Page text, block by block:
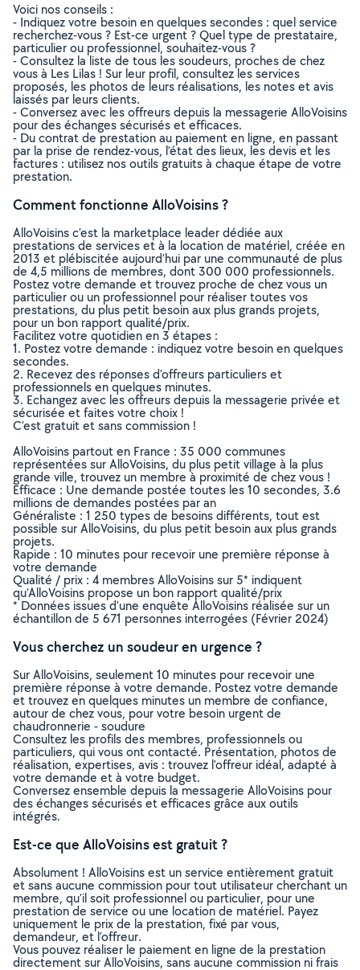
Voici nos conseils :
- Indiquez votre besoin en quelques secondes : quel service
recherchez-vous ? Est-ce urgent ? Quel type de prestataire,
particulier ou professionnel, souhaitez-vous ?
- Consultez la liste de tous les soudeurs, proches de chez
vous à Les Lilas ! Sur leur profil, consultez les services
proposés, les photos de leurs réalisations, les notes et avis
laissés par leurs clients.
- Conversez avec les offreurs depuis la messagerie AlloVoisins
pour des échanges sécurisés et efficaces.
- Du contrat de prestation au paiement en ligne, en passant
par la prise de rendez-vous, l’état des lieux, les devis et les
factures : utilisez nos outils gratuits à chaque étape de votre
prestation.
Comment fonctionne AlloVoisins ?
AlloVoisins c’est la marketplace leader dédiée aux
prestations de services et à la location de matériel, créée en
2013 et plébiscitée aujourd’hui par une communauté de plus
de 4,5 millions de membres, dont 300 000 professionnels.
Postez votre demande et trouvez proche de chez vous un
particulier ou un professionnel pour réaliser toutes vos
prestations, du plus petit besoin aux plus grands projets,
pour un bon rapport qualité/prix.
Facilitez votre quotidien en 3 étapes :
1. Postez votre demande : indiquez votre besoin en quelques
secondes.
2. Recevez des réponses d’offreurs particuliers et
professionnels en quelques minutes.
3. Echangez avec les offreurs depuis la messagerie privée et
sécurisée et faites votre choix !
C’est gratuit et sans commission !
AlloVoisins partout en France : 35 000 communes
représentées sur AlloVoisins, du plus petit village à la plus
grande ville, trouvez un membre à proximité de chez vous !
Efficace : Une demande postée toutes les 10 secondes, 3.6
millions de demandes postées par an
Généraliste : 1 250 types de besoins différents, tout est
possible sur AlloVoisins, du plus petit besoin aux plus grands
projets.
Rapide : 10 minutes pour recevoir une première réponse à
votre demande
Qualité / prix : 4 membres AlloVoisins sur 5* indiquent
qu’AlloVoisins propose un bon rapport qualité/prix
* Données issues d’une enquête AlloVoisins réalisée sur un
échantillon de 5 671 personnes interrogées (Février 2024)
Vous cherchez un soudeur en urgence ?
Sur AlloVoisins, seulement 10 minutes pour recevoir une
première réponse à votre demande. Postez votre demande
et trouvez en quelques minutes un membre de confiance,
autour de chez vous, pour votre besoin urgent de
chaudronnerie - soudure
Consultez les profils des membres, professionnels ou
particuliers, qui vous ont contacté. Présentation, photos de
réalisation, expertises, avis : trouvez l'offreur idéal, adapté à
votre demande et à votre budget.
Conversez ensemble depuis la messagerie AlloVoisins pour
des échanges sécurisés et efficaces grâce aux outils
intégrés.
Est-ce que AlloVoisins est gratuit ?
Absolument ! AlloVoisins est un service entièrement gratuit
et sans aucune commission pour tout utilisateur cherchant un
membre, qu’il soit professionnel ou particulier, pour une
prestation de service ou une location de matériel. Payez
uniquement le prix de la prestation, fixé par vous,
demandeur, et l’offreur.
Vous pouvez réaliser le paiement en ligne de la prestation
directement sur AlloVoisins, sans aucune commission ni frais